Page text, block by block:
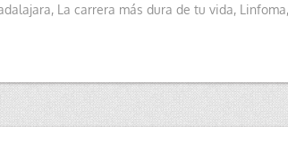
, La carrera más dura de tu vida, Linfoma,